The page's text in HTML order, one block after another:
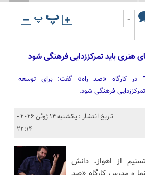
-
هنری باید تمرکززدایی فرهنگی شود
در کارگاه «صد راه» گفت: برای توسعه
فرهنگی شود.
تاریخ انتشار : یکشنبه 14 ژوئن 2026 -
22:14
از اهواز، دانش